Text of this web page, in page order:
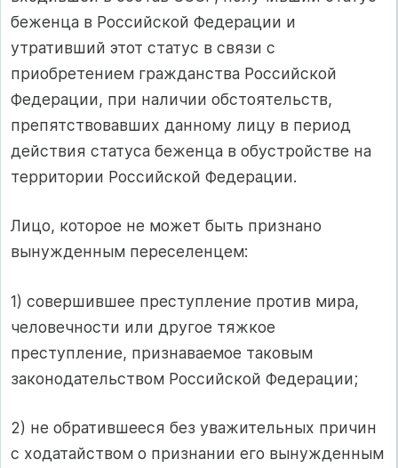
беженца в Российской Федерации и
утративший этот статус в связи с
приобретением гражданства Российской
Федерации, при наличии обстоятельств,
препятствовавших данному лицу в период
действия статуса беженца в обустройстве на
территории Российской Федерации.
Лицо, которое не может быть признано
вынужденным переселенцем:
1) совершившее преступление против мира,
человечности или другое тяжкое
преступление, признаваемое таковым
законодательством Российской Федерации;
2) не обратившееся без уважительных причин
с ходатайством о признании его вынужденным